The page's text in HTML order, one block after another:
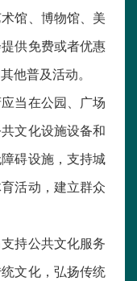
馆、博物馆、美
供免费或者优惠
他普及活动。
当在公园、广场
文化设施设备和
碍设施，支持城
活动，建立群众
持公共文化服务
文化，弘扬传统